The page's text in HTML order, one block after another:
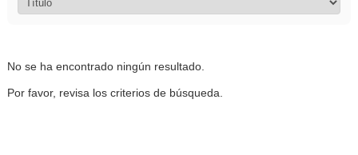
No se ha encontrado ningún resultado.
Por favor, revisa los criterios de búsqueda.